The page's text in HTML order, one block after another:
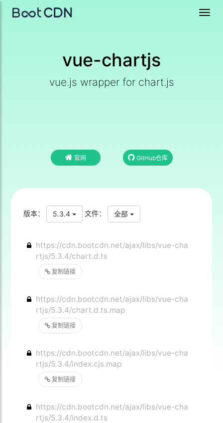
vue-chartjs
vue.js wrapper for chart.js
官网 GitHub仓库
版本： 5.3.4 文件： 全部
复制链接
https://cdn.bootcdn.net/ajax/libs/vue-cha
rtjs/5.3.4/chart.d.ts
复制链接
https://cdn.bootcdn.net/ajax/libs/vue-cha
rtjs/5.3.4/chart.d.ts.map
复制链接
https://cdn.bootcdn.net/ajax/libs/vue-cha
rtjs/5.3.4/index.cjs.map
https://cdn.bootcdn.net/ajax/libs/vue-cha
rtjs/5.3.4/index.d.ts